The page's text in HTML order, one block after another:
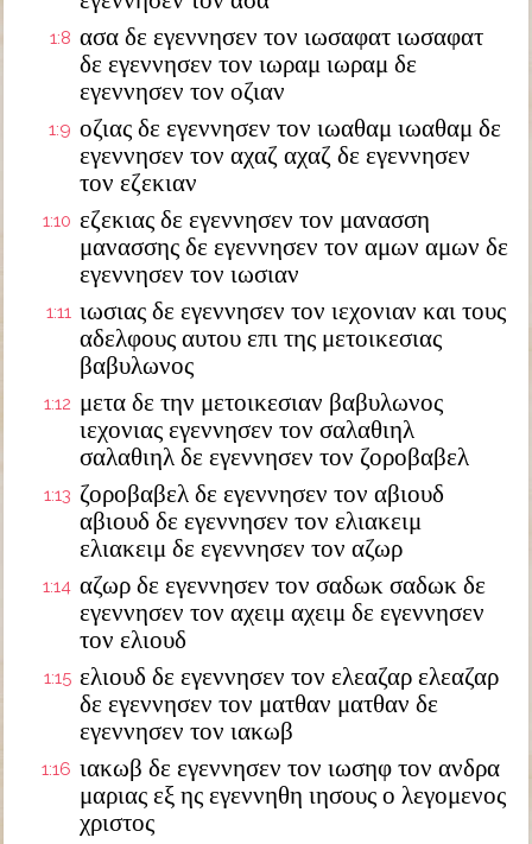
1:8 ασα δε εγεννησεν τον ιωσαφατ ιωσαφατ
δε εγεννησεν τον ιωραμ ιωραμ δε
εγεννησεν τον οζιαν
1:9 οζιας δε εγεννησεν τον ιωαθαμ ιωαθαμ δε
εγεννησεν τον αχαζ αχαζ δε εγεννησεν
τον εζεκιαν
1:10 εζεκιας δε εγεννησεν τον μανασση
μανασσης δε εγεννησεν τον αμων αμων δε
εγεννησεν τον ιωσιαν
1:11 ιωσιας δε εγεννησεν τον ιεχονιαν και τους
αδελφους αυτου επι της μετοικεσιας
βαβυλωνος
1:12 μετα δε την μετοικεσιαν βαβυλωνος
ιεχονιας εγεννησεν τον σαλαθιηλ
σαλαθιηλ δε εγεννησεν τον ζοροβαβελ
1:13 ζοροβαβελ δε εγεννησεν τον αβιουδ
αβιουδ δε εγεννησεν τον ελιακειμ
ελιακειμ δε εγεννησεν τον αζωρ
1:14 αζωρ δε εγεννησεν τον σαδωκ σαδωκ δε
εγεννησεν τον αχειμ αχειμ δε εγεννησεν
τον ελιουδ
1:15 ελιουδ δε εγεννησεν τον ελεαζαρ ελεαζαρ
δε εγεννησεν τον ματθαν ματθαν δε
εγεννησεν τον ιακωβ
1:16 ιακωβ δε εγεννησεν τον ιωσηφ τον ανδρα
μαριας εξ ης εγεννηθη ιησους ο λεγομενος
χριστος